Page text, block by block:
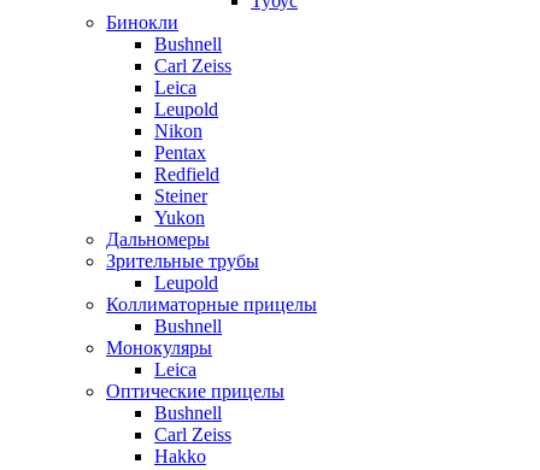
Бинокли
Bushnell
Carl Zeiss
Leica
Leupold
Nikon
Pentax
Redfield
Steiner
Yukon
Дальномеры
Зрительные трубы
Leupold
Коллиматорные прицелы
Bushnell
Монокуляры
Leica
Оптические прицелы
Bushnell
Carl Zeiss
Hakko